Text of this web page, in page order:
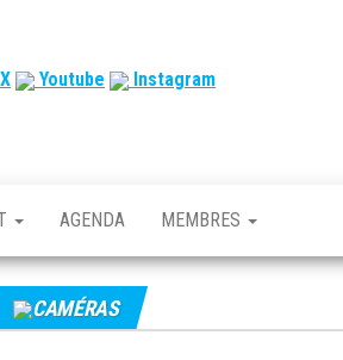
Youtube Instagram
AGENDA MEMBRES
CAMÉRAS